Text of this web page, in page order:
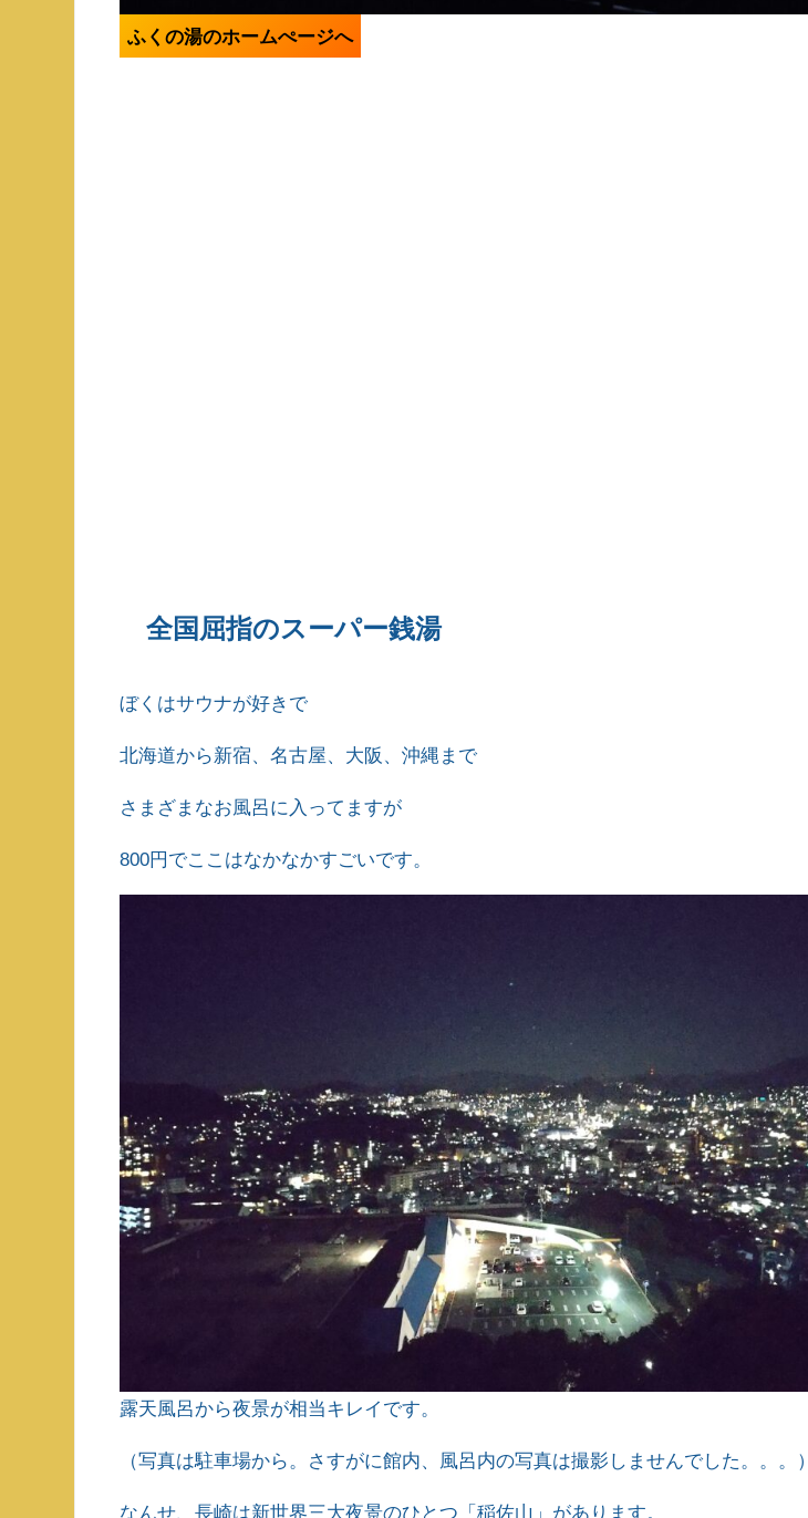
ふくの湯のホームぺージへ
全国屈指のスーパー銭湯
ぼくはサウナが好きで
北海道から新宿、名古屋、大阪、沖縄まで
さまざまなお風呂に入ってますが
800円でここはなかなかすごいです。
露天風呂から夜景が相当キレイです。
（写真は駐車場から。さすがに館内、風呂内の写真は撮影しませんでした。。。）
なんせ、長崎は新世界三大夜景のひとつ「稲佐山」があります。